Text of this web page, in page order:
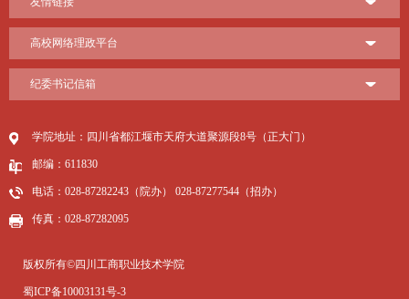
高校网络理政平台
纪委书记信箱
学院地址：四川省都江堰市天府大道聚源段8号（正大门）
邮编：611830
电话：028-87282243（院办） 028-87277544（招办）
传真：028-87282095
版权所有©四川工商职业技术学院
蜀ICP备10003131号-3